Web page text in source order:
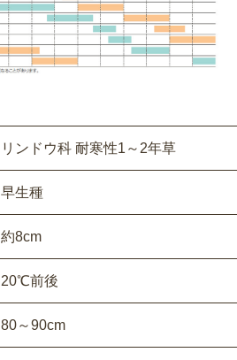
リンドウ科 耐寒性1～2年草
早生種
約8cm
20℃前後
80～90cm